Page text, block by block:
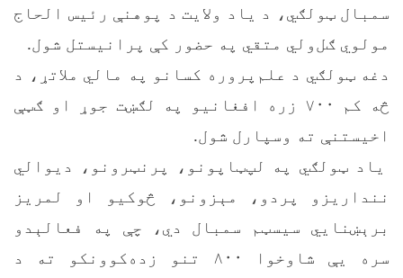
سمبال ټولګي، د یاد ولایت د پوهنې رئیس الحاج
مولوي ګل‌ولي متقي په حضور کې پرانیستل شول.
دغه ټولګي د علم‌پروره کسانو په مالي ملاتړ، د
څه کم ۷۰۰ زره افغانیو په لګښت جوړ او ګټې
اخیستنې ته وسپارل شول.
یاد ټولګي په لپ‌ټاپونو، پرنټرونو، دیوالي
ننداریزو پردو، مېزونو، څوکیو او لمریز
برېښنايي سیسټم سمبال دي، چې په فعالېدو
سره یې شاوخوا ۸۰۰ تنو زده‌کوونکو ته د